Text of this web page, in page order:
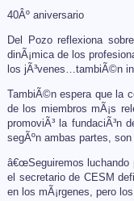
40Âº aniversario
Del Pozo reflexiona
dinÃ¡mica de los
los jÃ³venes…tambiÃ©n
TambiÃ©n espera que la
de los miembros mÃ¡s
promoviÃ³ la fundaciÃ³n
segÃºn ambas partes,
â€œSeguiremos luchando
el secretario de CESM
en los mÃ¡rgenes, pero